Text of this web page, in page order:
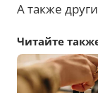
А также
Читайте